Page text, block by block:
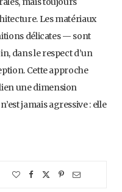
Les matériaux
délicates — sont
dans le respect d’un
Cette approche
une dimension
jamais agressive : elle